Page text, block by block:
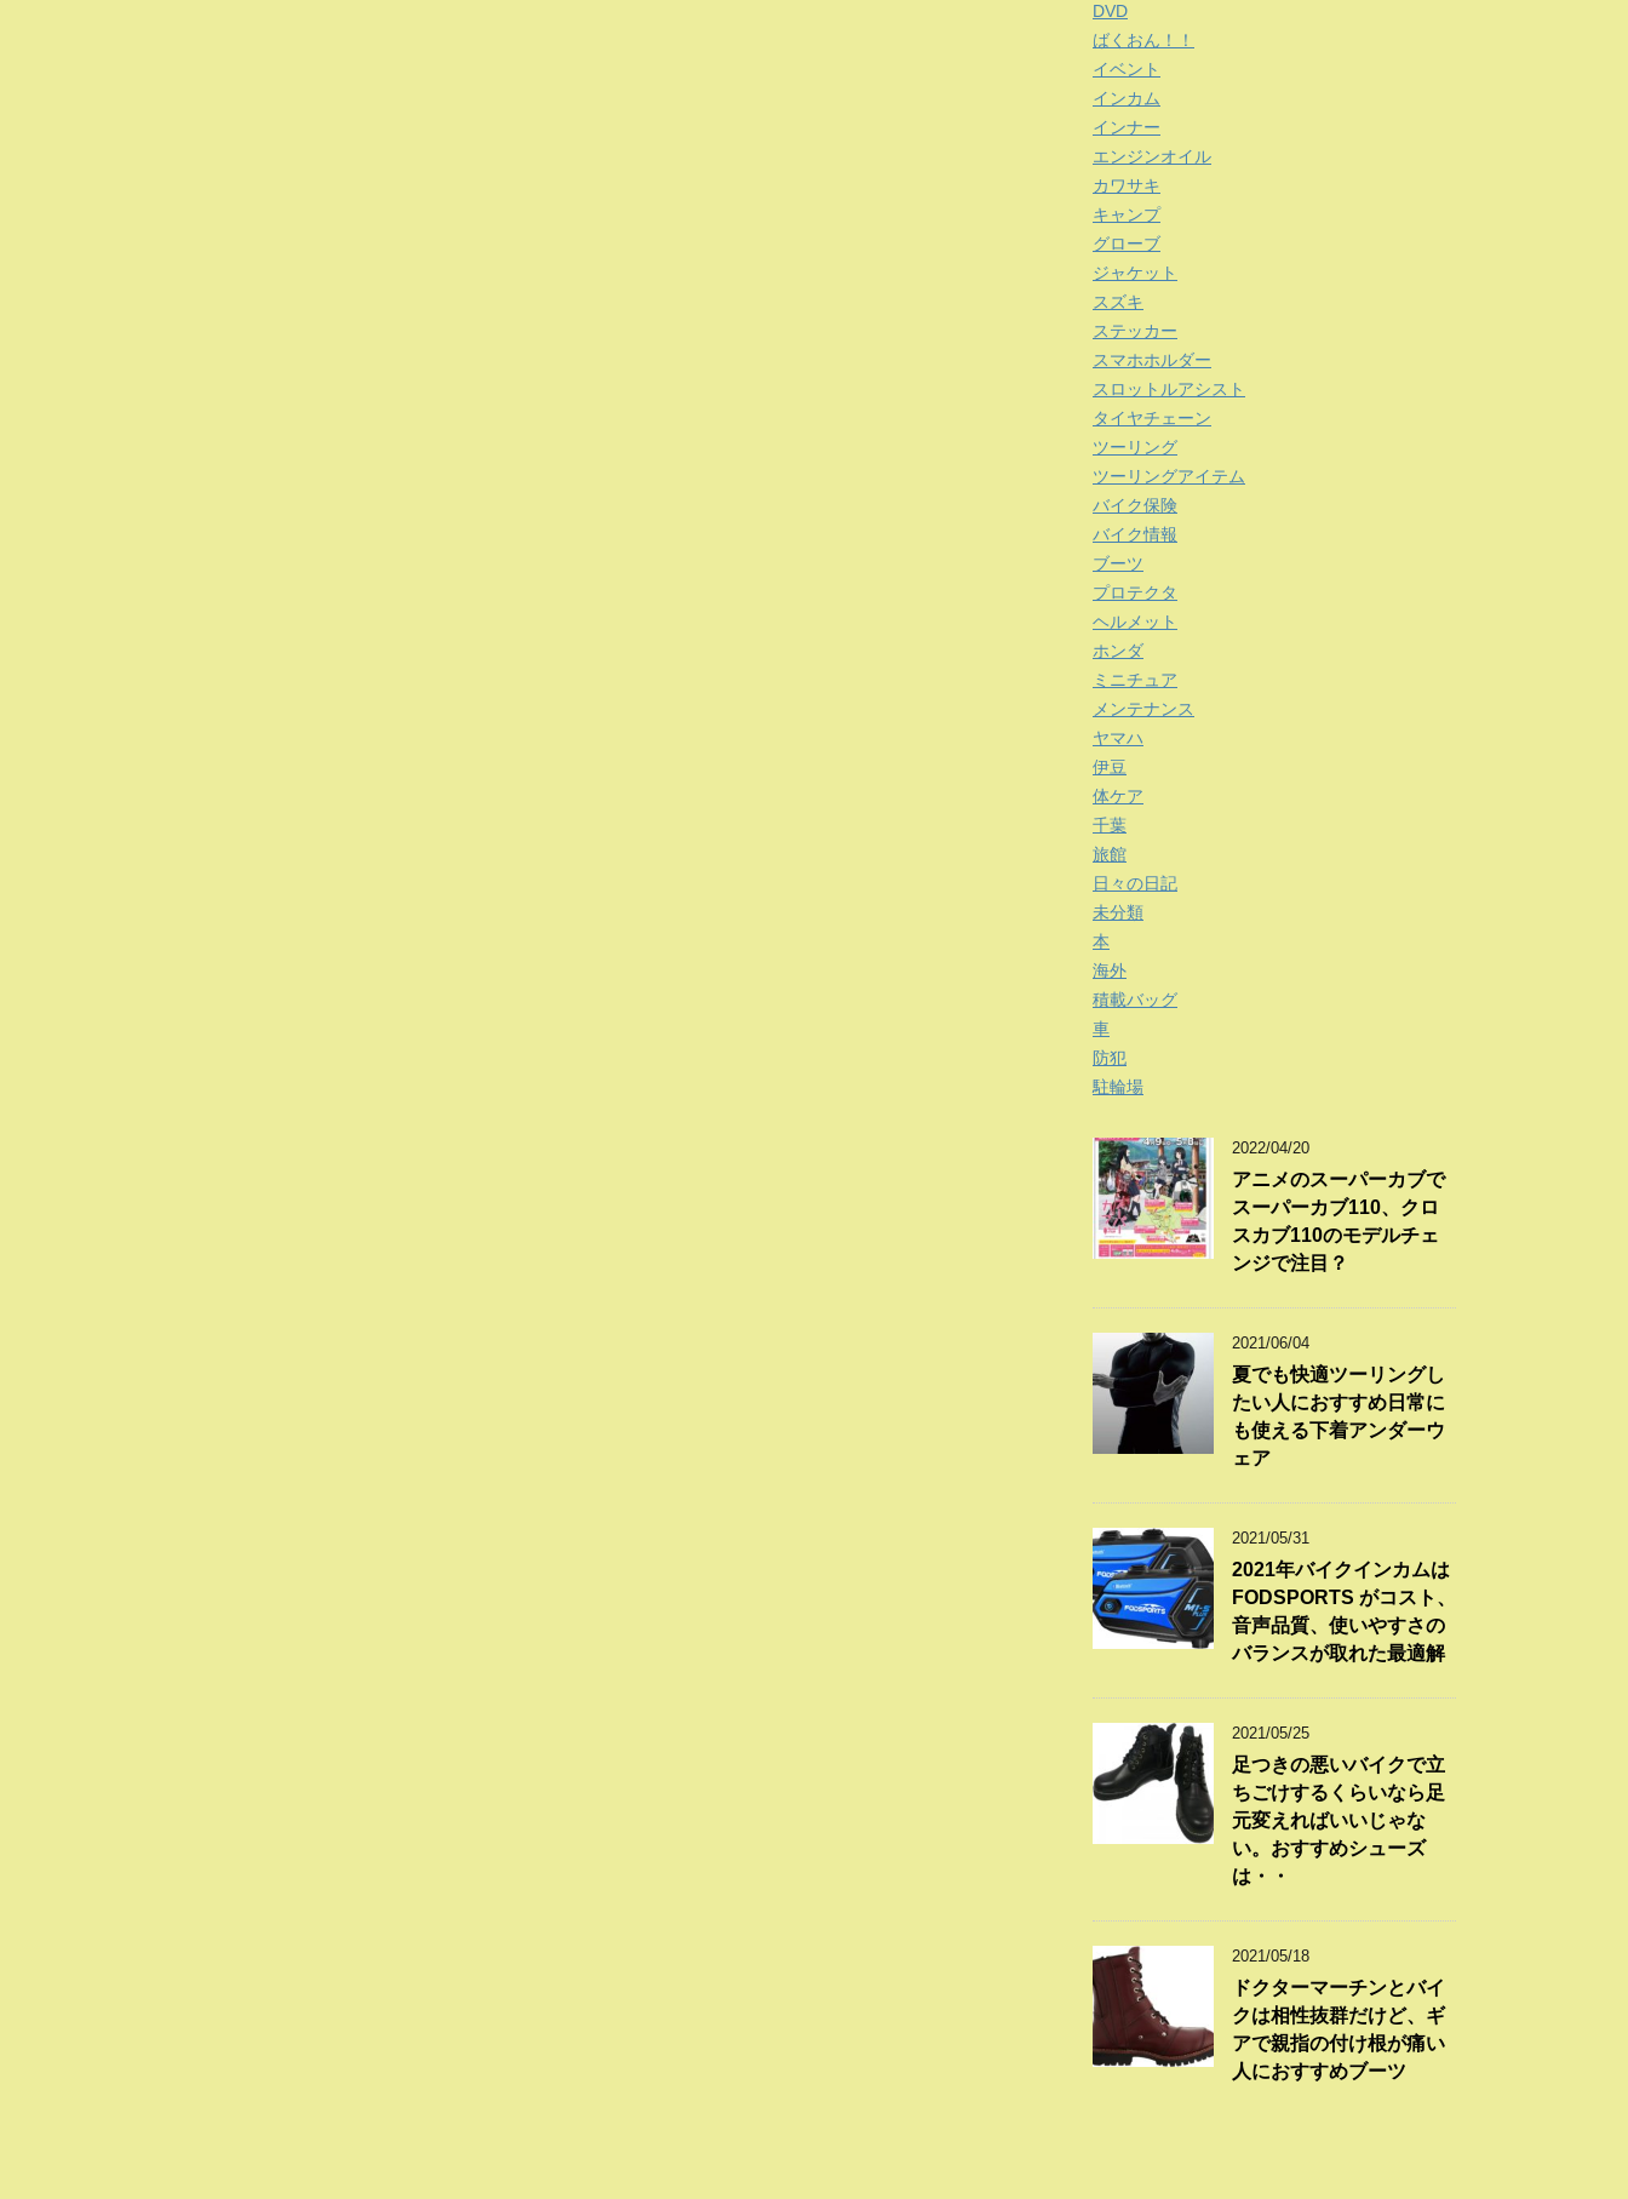
DVD
ばくおん！！
イベント
インカム
インナー
エンジンオイル
カワサキ
キャンプ
グローブ
ジャケット
スズキ
ステッカー
スマホホルダー
スロットルアシスト
タイヤチェーン
ツーリング
ツーリングアイテム
バイク保険
バイク情報
ブーツ
プロテクタ
ヘルメット
ホンダ
ミニチュア
メンテナンス
ヤマハ
伊豆
体ケア
千葉
旅館
日々の日記
未分類
本
海外
積載バッグ
車
防犯
駐輪場
2022/04/20
アニメのスーパーカブで
スーパーカブ110、クロ
スカブ110のモデルチェ
ンジで注目？
2021/06/04
夏でも快適ツーリングし
たい人におすすめ日常に
も使える下着アンダーウ
ェア
2021/05/31
2021年バイクインカムは
FODSPORTS がコスト、
音声品質、使いやすさの
バランスが取れた最適解
2021/05/25
足つきの悪いバイクで立
ちごけするくらいなら足
元変えればいいじゃな
い。おすすめシューズ
は・・
2021/05/18
ドクターマーチンとバイ
クは相性抜群だけど、ギ
アで親指の付け根が痛い
人におすすめブーツ